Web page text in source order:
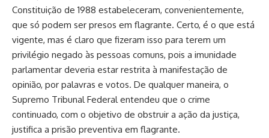
Constituição de 1988 estabeleceram, convenientemente,
que só podem ser presos em flagrante. Certo, é o que está
vigente, mas é claro que fizeram isso para terem um
privilégio negado às pessoas comuns, pois a imunidade
parlamentar deveria estar restrita à manifestação de
opinião, por palavras e votos. De qualquer maneira, o
Supremo Tribunal Federal entendeu que o crime
continuado, com o objetivo de obstruir a ação da justiça,
justifica a prisão preventiva em flagrante.